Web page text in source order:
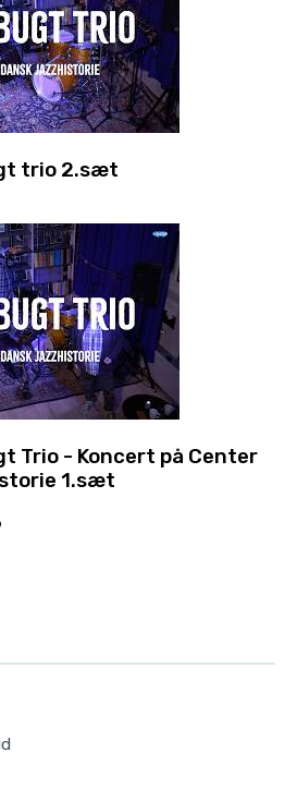
trio 2.sæt
Trio - Koncert på Center
1.sæt